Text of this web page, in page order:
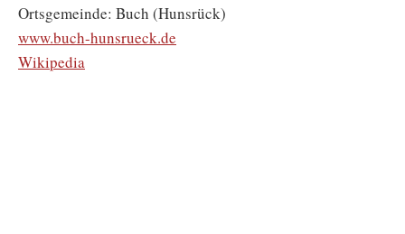
Ortsgemeinde: Buch (Hunsrück)
www.buch-hunsrueck.de
Wikipedia